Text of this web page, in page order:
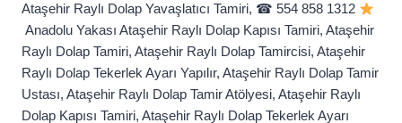
Ataşehir Raylı Dolap Yavaşlatıcı Tamiri, ☎ 554 858 1312
Anadolu Yakası Ataşehir Raylı Dolap Kapısı Tamiri, Ataşehir
Raylı Dolap Tamiri, Ataşehir Raylı Dolap Tamircisi, Ataşehir
Raylı Dolap Tekerlek Ayarı Yapılır, Ataşehir Raylı Dolap Tamir
Ustası, Ataşehir Raylı Dolap Tamir Atölyesi, Ataşehir Raylı
Dolap Kapısı Tamiri, Ataşehir Raylı Dolap Tekerlek Ayarı